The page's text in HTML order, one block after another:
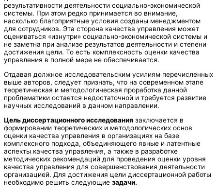
результативности деятельности социально-экономической
системы. При этом редко принимается во внимание,
насколько благоприятные условия созданы менеджментом
для сотрудников. Эта сторона качества управления может
оцениваться «изнутри» социально-экономической системы и
не заметна при анализе результатов деятельности и степени
достижения цели. То есть комплексность оценки качества
управления в полной мере не обеспечивается.
Отдавая должное исследовательским усилиям перечисленных
выше авторов, следует признать, что на современном этапе
теоретическая и методологическая проработка данной
проблематики остается недостаточной и требуется развитие
научных исследований в данном направлении.
Цель диссертационного исследования заключается в
формировании теоретических и методологических основ
оценки качества управления в организациях на базе
комплексного подхода, объединяющего явные и латентные
аспекты качества управления, а также в разработке
методических рекомендаций для проведения оценки уровня
качества управления для совершенствования деятельности
организацией. Для достижения цели диссертационной работы
необходимо решить следующие задачи.